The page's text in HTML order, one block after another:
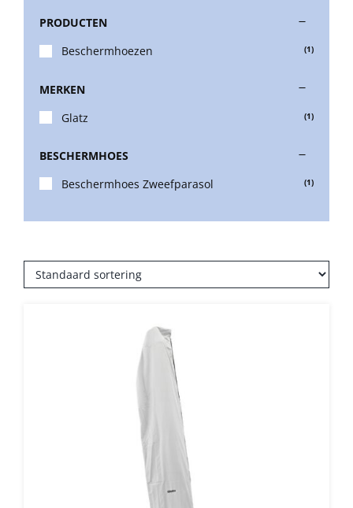
Stokparasols
Muurparasols
Snel leverbaar
PRODUCTEN
Beschermhoezen
(1)
MERKEN
Glatz
(1)
BESCHERMHOES
Beschermhoes Zweefparasol
(1)